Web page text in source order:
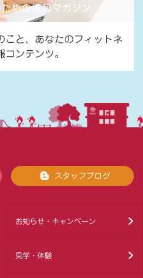
こと、あなたのフィットネ
ンテンツ。
スタッフブログ
お知らせ・キャンペーン
見学・体験